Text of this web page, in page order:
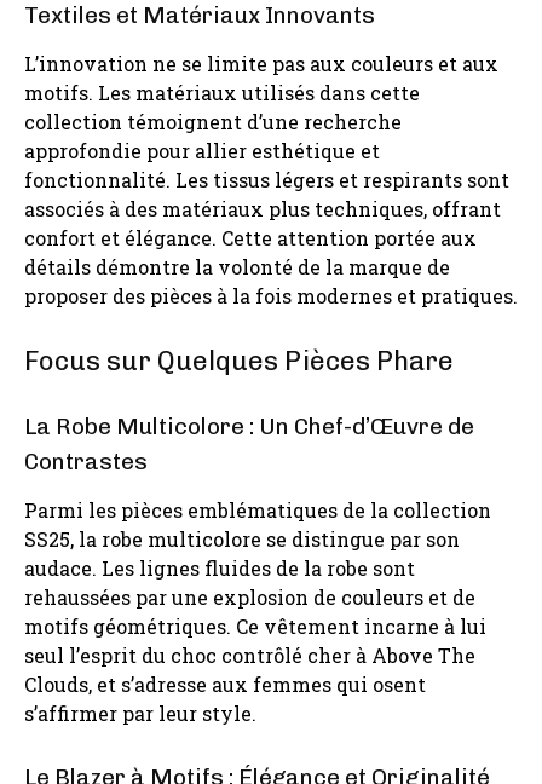
Textiles et Matériaux Innovants
L’innovation ne se limite pas aux couleurs et aux
motifs. Les matériaux utilisés dans cette
collection témoignent d’une recherche
approfondie pour allier esthétique et
fonctionnalité. Les tissus légers et respirants sont
associés à des matériaux plus techniques, offrant
confort et élégance. Cette attention portée aux
détails démontre la volonté de la marque de
proposer des pièces à la fois modernes et pratiques.
Focus sur Quelques Pièces Phare
La Robe Multicolore : Un Chef-d’Œuvre de
Contrastes
Parmi les pièces emblématiques de la collection
SS25, la robe multicolore se distingue par son
audace. Les lignes fluides de la robe sont
rehaussées par une explosion de couleurs et de
motifs géométriques. Ce vêtement incarne à lui
seul l’esprit du choc contrôlé cher à Above The
Clouds, et s’adresse aux femmes qui osent
s’affirmer par leur style.
Le Blazer à Motifs : Élégance et Originalité